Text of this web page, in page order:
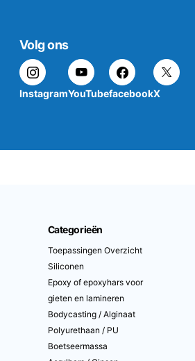
Volg ons
InstagramYouTubefacebookX
Categorieën
Toepassingen Overzicht
Siliconen
Epoxy of epoxyhars voor
gieten en lamineren
Bodycasting / Alginaat
Polyurethaan / PU
Boetseermassa